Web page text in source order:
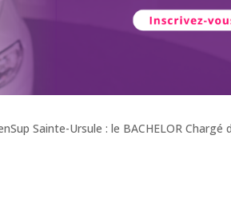
Sainte-Ursule : le BACHELOR